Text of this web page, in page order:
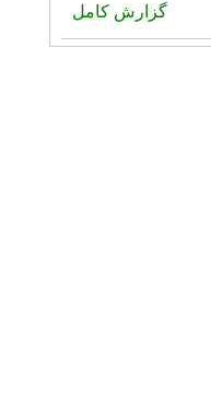
گزارش کامل